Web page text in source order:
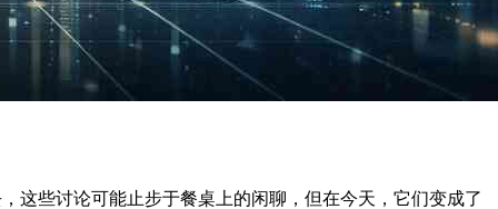
这些讨论可能止步于餐桌上的闲聊，但在今天，它们变成了